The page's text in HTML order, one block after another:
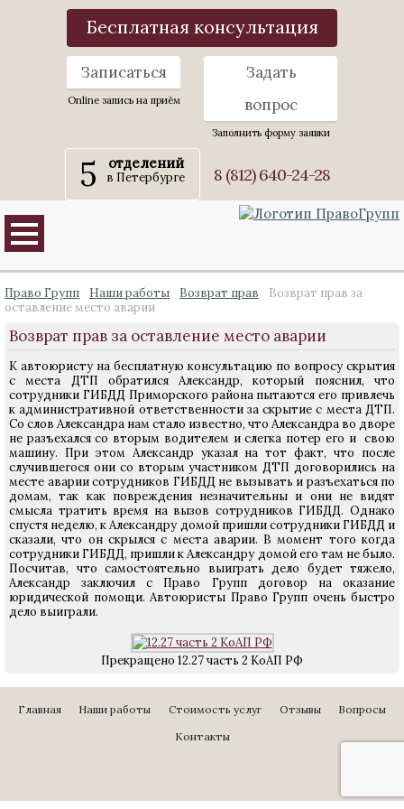
Бесплатная консультация
Записаться
Online запись на приём
Задать
вопрос
Заполнить форму заявки
5 отделений
в Петербурге 8 (812) 640-24-28
Право Групп Наши работы Возврат прав
Возврат прав за
оставление место аварии
Возврат прав за оставление место аварии
К автоюристу на бесплатную консультацию по вопросу скрытия
с места ДТП обратился Александр, который пояснил, что
сотрудники ГИБДД Приморского района пытаются его привлечь
к административной ответственности за скрытие с места ДТП.
Со слов Александра нам стало известно, что Александра во дворе
не разъехался со вторым водителем и слегка потер его и свою
машину. При этом Александр указал на тот факт, что после
случившегося они со вторым участником ДТП договорились на
месте аварии сотрудников ГИБДД не вызывать и разъехаться по
домам, так как повреждения незначительны и они не видят
смысла тратить время на вызов сотрудников ГИБДД. Однако
спустя неделю, к Александру домой пришли сотрудники ГИБДД и
сказали, что он скрылся с места аварии. В момент того когда
сотрудники ГИБДД, пришли к Александру домой его там не было.
Посчитав, что самостоятельно выиграть дело будет тяжело,
Александр заключил с Право Групп договор на оказание
юридической помощи. Автоюристы Право Групп очень быстро
дело выиграли.
Прекращено 12.27 часть 2 КоАП РФ
Главная Наши работы Стоимость услуг Отзывы
Вопросы
Контакты